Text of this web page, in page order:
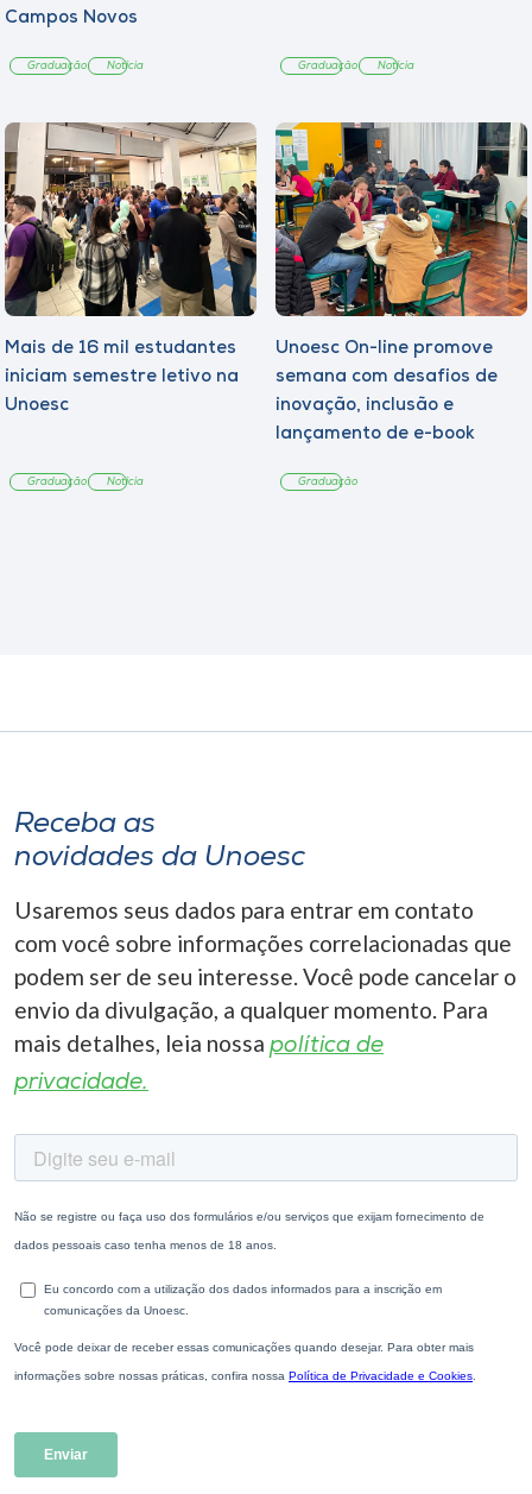
Campos Novos
Graduação Notícia Graduação Notícia
Mais de 16 mil estudantes
iniciam semestre letivo na
Unoesc
Graduação Notícia
Unoesc On-line promove
semana com desafios de
inovação, inclusão e
lançamento de e-book
Graduação
Receba as
novidades da Unoesc
Usaremos seus dados para entrar em contato
com você sobre informações correlacionadas que
podem ser de seu interesse. Você pode cancelar o
envio da divulgação, a qualquer momento. Para
mais detalhes, leia nossa política de
privacidade.